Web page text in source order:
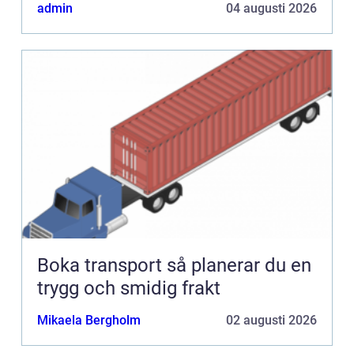
admin 04 augusti 2026
Boka transport så planerar du en
trygg och smidig frakt
Mikaela Bergholm 02 augusti 2026